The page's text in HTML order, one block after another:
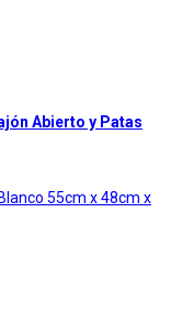
Abierto y Patas